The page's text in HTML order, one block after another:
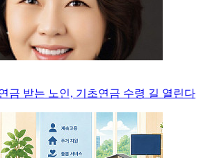
금 받는 노인, 기초연금 수령 길 열린다